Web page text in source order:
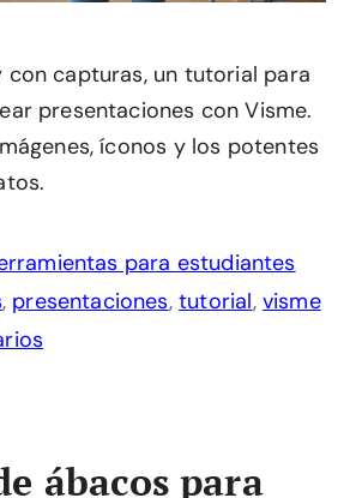
con capturas, un tutorial para
presentaciones con Visme.
íconos y los potentes
para estudiantes
, presentaciones,tutorial, visme
ábacos para